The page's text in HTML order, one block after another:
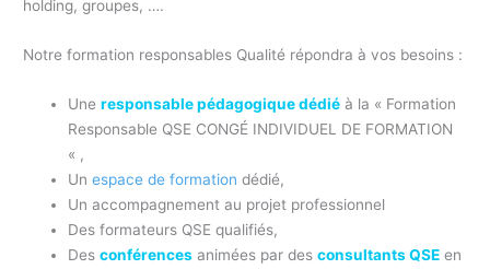
holding, groupes, ….
Notre formation responsables Qualité répondra à vos besoins :
Uneresponsable pédagogique dédié à la « Formation
Responsable QSE CONGÉ INDIVIDUEL DE FORMATION
« ,
Unespace de formation dédié,
Un accompagnement au projet professionnel
Des formateurs QSE qualifiés,
Desconférences animées par desconsultants QSE en